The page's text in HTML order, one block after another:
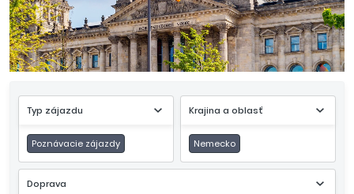
Typ zájazdu
Poznávacie zájazdy
Krajina a oblasť
Nemecko
Doprava